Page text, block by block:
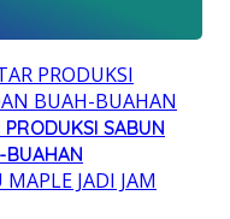
SABUN
BUAHAN